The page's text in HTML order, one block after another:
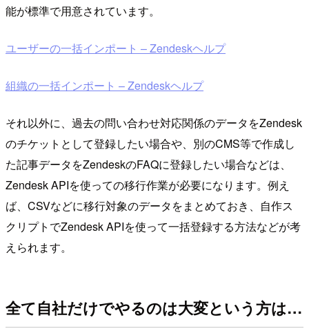
能が標準で用意されています。
ユーザーの一括インポート – Zendeskヘルプ
組織の一括インポート – Zendeskヘルプ
それ以外に、過去の問い合わせ対応関係のデータをZendesk
のチケットとして登録したい場合や、別のCMS等で作成し
た記事データをZendeskのFAQに登録したい場合などは、
Zendesk APIを使っての移行作業が必要になります。例え
ば、CSVなどに移行対象のデータをまとめておき、自作ス
クリプトでZendesk APIを使って一括登録する方法などが考
えられます。
全て自社だけでやるのは大変という方は…